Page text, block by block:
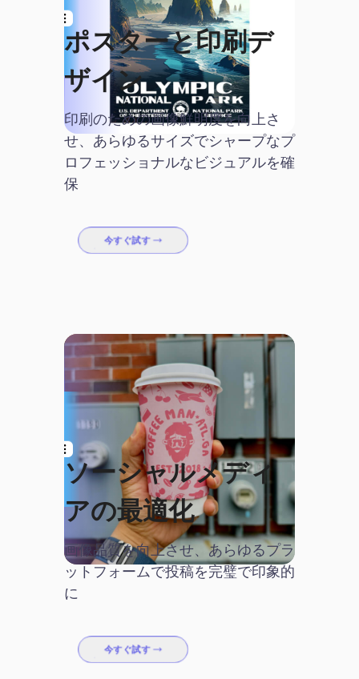
ポスターと印刷デ
ザイン
印刷のための画像鮮明度を向上さ
せ、あらゆるサイズでシャープなプ
ロフェッショナルなビジュアルを確
保
今すぐ試す
ソーシャルメディ
アの最適化
画像品質を向上させ、あらゆるプラ
ットフォームで投稿を完璧で印象的
に
今すぐ試す